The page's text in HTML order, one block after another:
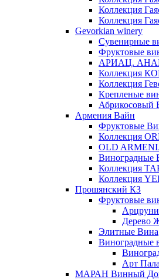
Коллекция
Коллекция
Gevorkian winery
Сувенирные
Фруктовые
АРИАЦ.
Коллекция
Коллекция
Крепленые
Абрикосовый
Армения Вайн
Фруктовые
Коллекция
OLD
Виноградные
Коллекция
Коллекция
Прошянский КЗ
Фруктовые
Арцруни
Дерево
Элитные Вина
Виноградные
Арт
МАРАН Винный